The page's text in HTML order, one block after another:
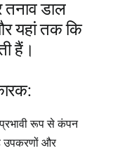
तनाव डाल
यहां तक ​​कि
हैं।
रूप से कंपन
उपकरणों और